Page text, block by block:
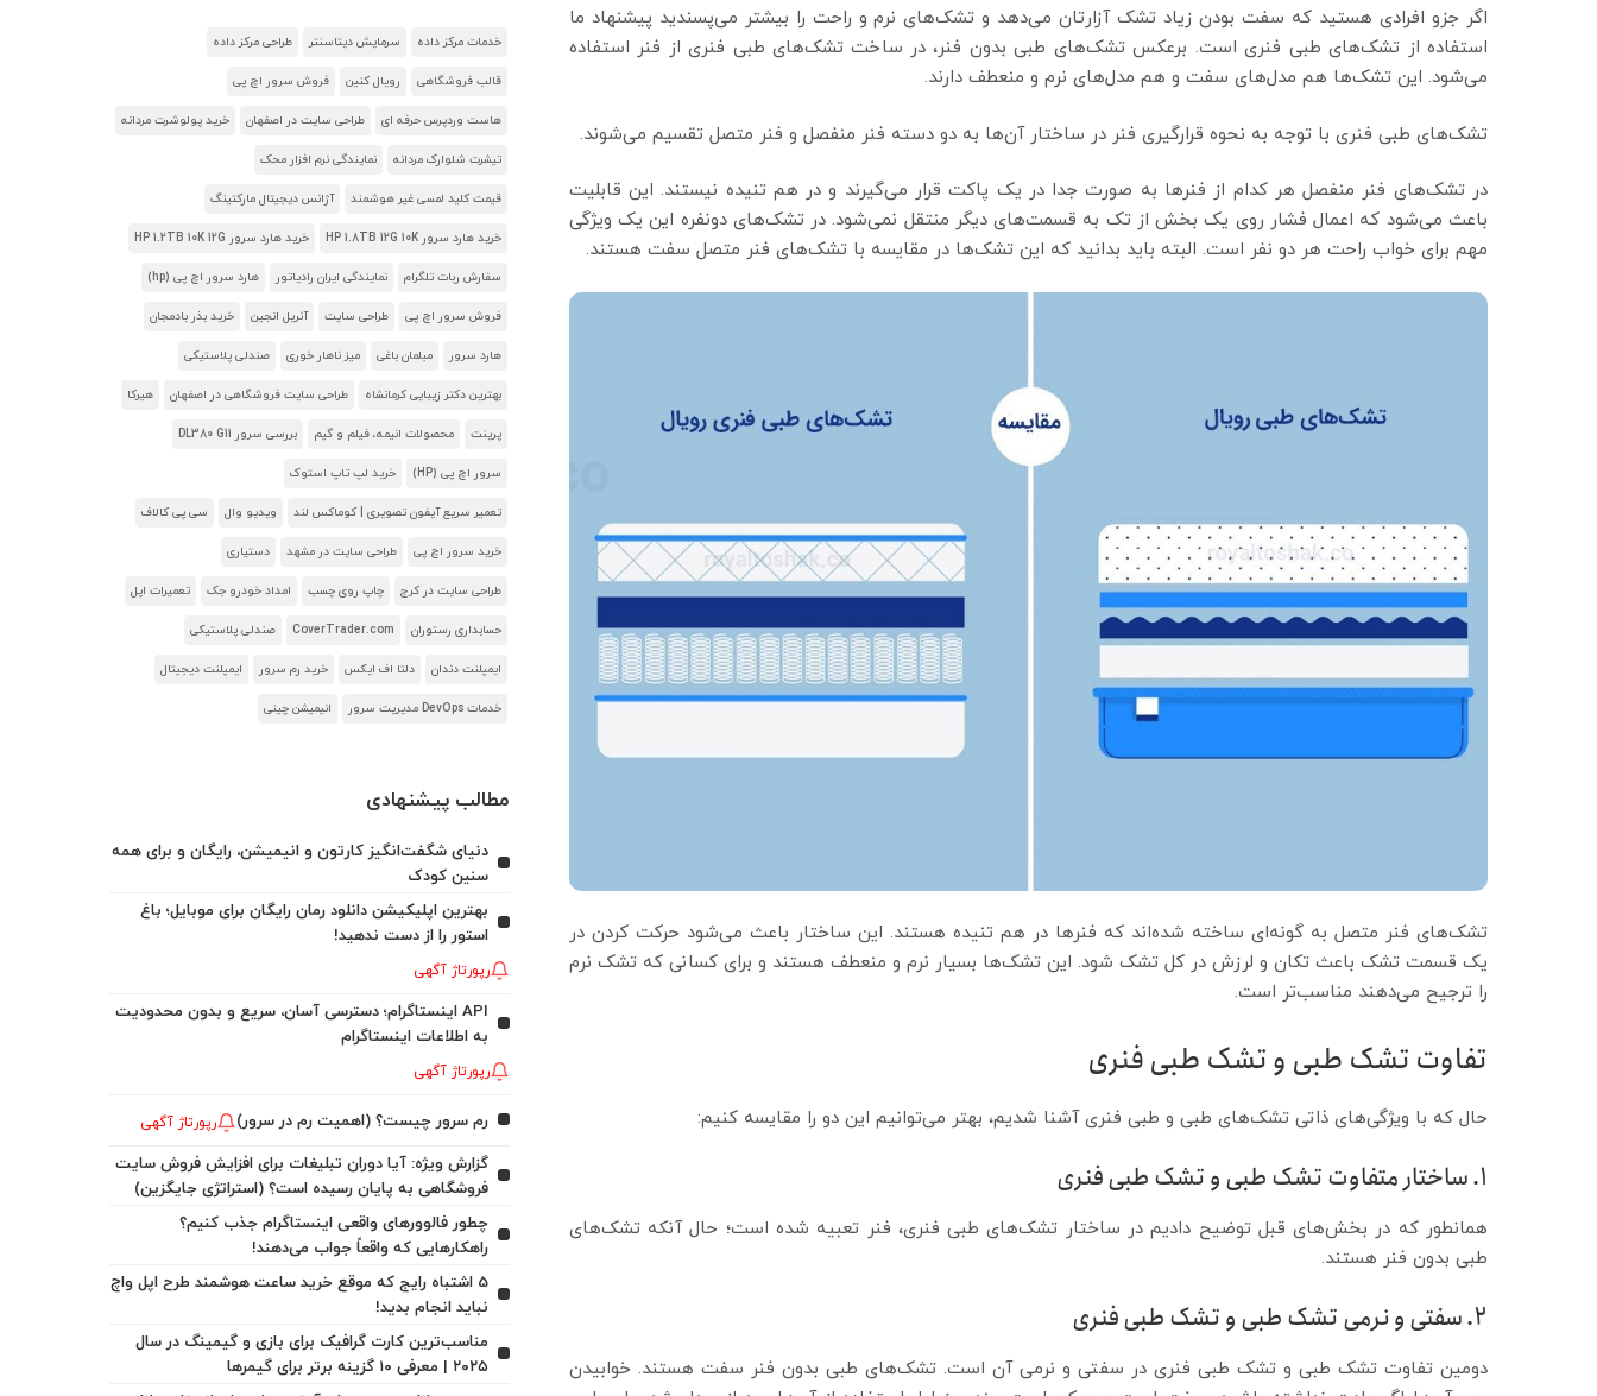
اگر جزو افرادی هستید که سفت بودن زیاد تشک آزارتان می‌دهد و تشک‌های نرم و راحت را بیشتر می‌پسندید پیشنهاد ما
استفاده از تشک‌های طبی فنری است. برعکس تشک‌های طبی بدون فنر، در ساخت تشک‌های طبی فنری از فنر استفاده
می‌شود. این تشک‌ها هم مدل‌های سفت و هم مدل‌های نرم و منعطف دارند.
تشک‌های طبی فنری با توجه به نحوه قرارگیری فنر در ساختار آن‌ها به دو دسته فنر منفصل و فنر متصل تقسیم می‌شوند.
در تشک‌های فنر منفصل هر کدام از فنرها به صورت جدا در یک پاکت قرار می‌گیرند و در هم تنیده نیستند. این قابلیت
باعث می‌شود که اعمال فشار روی یک بخش از تک به قسمت‌های دیگر منتقل نمی‌شود. در تشک‌های دونفره این یک ویژگی
مهم برای خواب راحت هر دو نفر است. البته باید بدانید که این تشک‌ها در مقایسه با تشک‌های فنر متصل سفت هستند.
تشک‌های فنر متصل به گونه‌ای ساخته شده‌اند که فنرها در هم تنیده هستند. این ساختار باعث می‌شود حرکت کردن در
یک قسمت تشک باعث تکان و لرزش در کل تشک شود. این تشک‌ها بسیار نرم و منعطف هستند و برای کسانی که تشک نرم
را ترجیح می‌دهند مناسب‌تر است.
تفاوت تشک طبی و تشک طبی فنری
حال که با ویژگی‌های ذاتی تشک‌های طبی و طبی فنری آشنا شدیم، بهتر می‌توانیم این دو را مقایسه کنیم:
۱. ساختار متفاوت تشک طبی و تشک طبی فنری
همانطور که در بخش‌های قبل توضیح دادیم در ساختار تشک‌های طبی فنری، فنر تعبیه شده است؛ حال آنکه تشک‌های
طبی بدون فنر هستند.
۲. سفتی و نرمی تشک طبی و تشک طبی فنری
دومین تفاوت تشک طبی و تشک طبی فنری در سفتی و نرمی آن است. تشک‌های طبی بدون فنر سفت هستند. خوابیدن
خدمات مرکز داده سرمایش دیتاسنتر طراحی مرکز داده
قالب فروشگاهی رویال کنین فروش سرور اچ پی
هاست وردپرس حرفه ای طراحی سایت در اصفهان خرید پولوشرت مردانه
تیشرت شلوارک مردانه نمایندگی نرم افزار محک
قیمت کلید لمسی غیر هوشمند آژانس دیجیتال مارکتینگ
خرید هارد سرور HP 1.8TB 12G 10K خرید هارد سرور HP 1.2TB 10K 12G
سفارش ربات تلگرام نمایندگی ایران رادیاتور هارد سرور اچ پی (hp)
فروش سرور اچ پی طراحی سایت آنریل انجین خرید بذر بادمجان
هارد سرور مبلمان باغی میز ناهار خوری صندلی پلاستیکی
بهترین دکتر زیبایی کرمانشاه طراحی سایت فروشگاهی در اصفهان هیرکا
پرینت محصولات انیمه، فیلم و گیم بررسی سرور DL380 G11
سرور اچ پی (HP) خرید لپ تاپ استوک
تعمیر سریع آیفون تصویری | کوماکس لند ویدیو وال سی پی کالاف
خرید سرور اچ پی طراحی سایت در مشهد دستیاری
طراحی سایت در کرج چاپ روی چسب امداد خودرو جک تعمیرات اپل
حسابداری رستوران CoverTrader.com صندلی پلاستیکی
ایمپلنت دندان دلتا اف ایکس خرید رم سرور ایمپلنت دیجیتال
خدمات DevOps مدیریت سرور انیمیشن چینی
مطالب پیشنهادی
دنیای شگفت‌انگیز کارتون و انیمیشن، رایگان و برای همه
سنین کودک
بهترین اپلیکیشن دانلود رمان رایگان برای موبایل؛ باغ
استور را از دست ندهید!
رپورتاژ آگهی
API اینستاگرام؛ دسترسی آسان، سریع و بدون محدودیت
به اطلاعات اینستاگرام
رپورتاژ آگهی
رم سرور چیست؟ (اهمیت رم در سرور) رپورتاژ آگهی
گزارش ویژه: آیا دوران تبلیغات برای افزایش فروش سایت
فروشگاهی به پایان رسیده است؟ (استراتژی جایگزین)
چطور فالوورهای واقعی اینستاگرام جذب کنیم؟
راهکارهایی که واقعاً جواب می‌دهند!
5 اشتباه رایج که موقع خرید ساعت هوشمند طرح اپل واچ
نباید انجام بدید!
مناسب‌ترین کارت گرافیک برای بازی و گیمینگ در سال
۲۰۲۵ | معرفی ۱۰ گزینه برتر برای گیمرها